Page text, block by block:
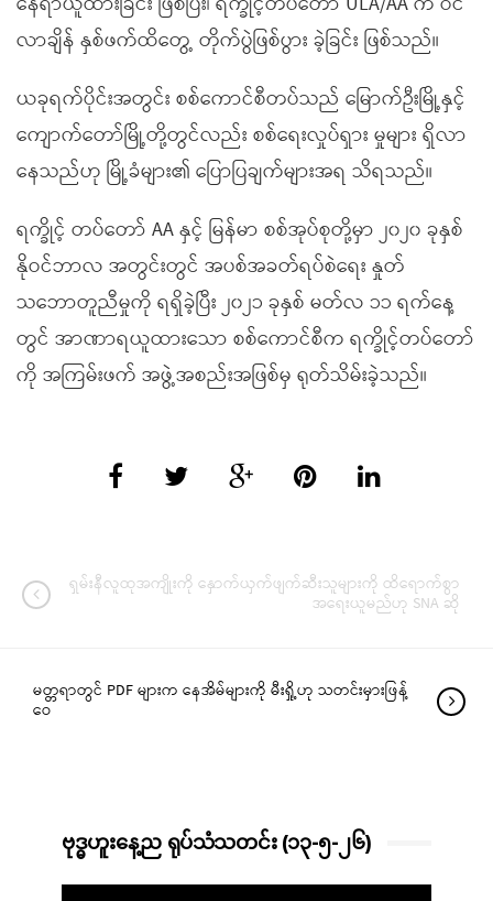
လာချိန် နှစ်ဖက်ထိတွေ့ တိုက်ပွဲဖြစ်ပွား ခဲ့ခြင်း ဖြစ်သည်။
ယခုရက်ပိုင်းအတွင်း စစ်ကောင်စီတပ်သည် မြောက်ဦးမြို့နှင့်
ကျောက်တော်မြို့တို့တွင်လည်း စစ်ရေးလှုပ်ရှား မှုများ ရှိလာ
နေသည်ဟု မြို့ခံများ၏ ပြောပြချက်များအရ သိရသည်။
ရက္ခိုင့် တပ်တော် AA နှင့် မြန်မာ စစ်အုပ်စုတို့မှာ ၂၀၂၀ ခုနှစ်
နိုဝင်ဘာလ အတွင်းတွင် အပစ်အခတ်ရပ်စဲရေး နှုတ်
သဘောတူညီမှုကို ရရှိခဲ့ပြီး ၂၀၂၁ ခုနှစ် မတ်လ ၁၁ ရက်နေ့
တွင် အာဏာရယူထားသော စစ်ကောင်စီက ရက္ခိုင့်တပ်တော်
ကို အကြမ်းဖက် အဖွဲ့အစည်းအဖြစ်မှ ရုတ်သိမ်းခဲ့သည်။
ရှမ်းနီလူထုအကျိုးကို နှောက်ယှက်ဖျက်ဆီးသူများကို ထိရောက်စွာ
အရေးယူမည်ဟု SNA ဆို
မတ္တရာတွင် PDF များက နေအိမ်များကို မီးရှို့ဟု သတင်းမှားဖြန့်
ဝေ
ဗုဒ္ဓဟူးနေ့ည ရုပ်သံသတင်း (၁၃-၅-၂၆)